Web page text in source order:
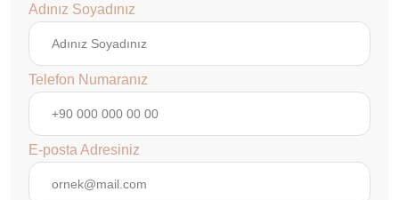
Adınız Soyadınız
Telefon Numaranız
E-posta Adresiniz